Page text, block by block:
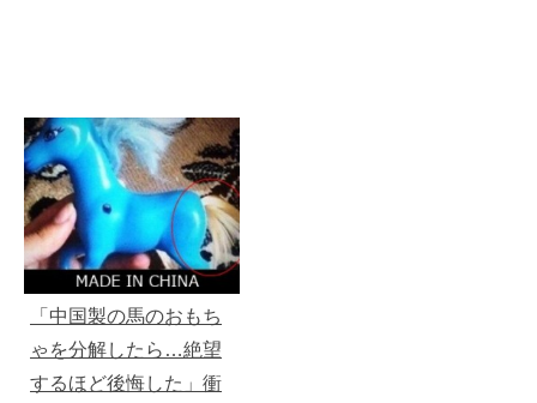
「中国製の馬のおもち
ゃを分解したら…絶望
するほど後悔した」衝